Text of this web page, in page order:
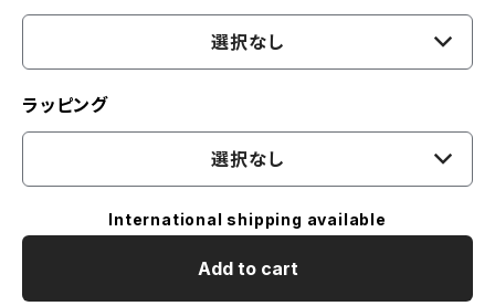
選択なし
ラッピング
選択なし
International shipping available
Add to cart